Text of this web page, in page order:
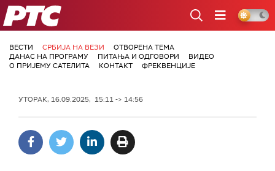
РТС
ВЕСТИ СРБИЈА НА ВЕЗИ
ОТВОРЕНА ТЕМА
ДАНАС НА ПРОГРАМУ
ПИТАЊА И ОДГОВОРИ
ВИДЕО
О ПРИЈЕМУ САТЕЛИТА
КОНТАКТ ФРЕКВЕНЦИЈЕ
УТОРАК, 16.09.2025, 15:11 -> 14:56